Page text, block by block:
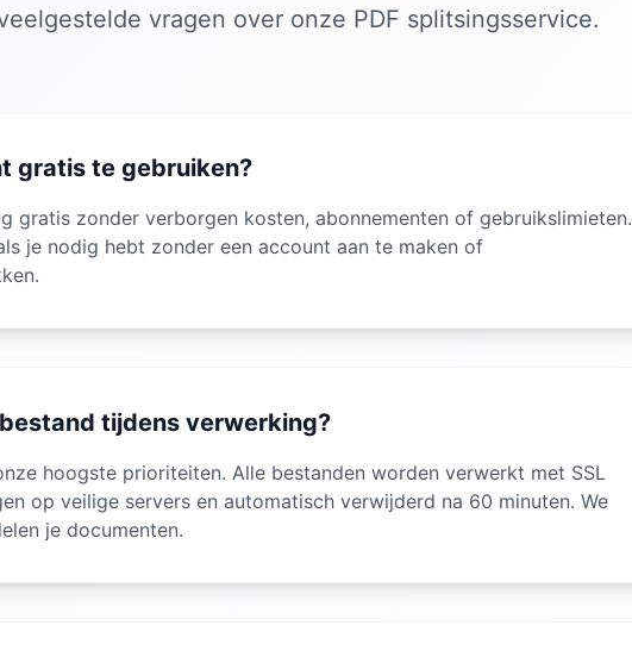
vragen over onze PDF splitsingsservice.
gratis te gebruiken?
gratis zonder verborgen kosten, abonnementen of gebruikslimieten.
je nodig hebt zonder een account aan te maken of
bestand tijdens verwerking?
hoogste prioriteiten. Alle bestanden worden verwerkt met SSL
op veilige servers en automatisch verwijderd na 60 minuten. We
je documenten.